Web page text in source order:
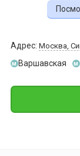
Адрес: Москва,
м Варшавская м